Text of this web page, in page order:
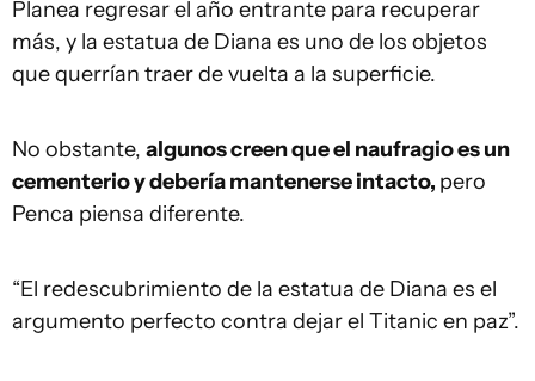
Planea regresar el año entrante para recuperar
más, y la estatua de Diana es uno de los objetos
que querrían traer de vuelta a la superficie.
No obstante, algunos creen que el naufragio es un
cementerio y debería mantenerse intacto, pero
Penca piensa diferente.
“El redescubrimiento de la estatua de Diana es el
argumento perfecto contra dejar el Titanic en paz”.